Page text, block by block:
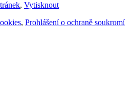
, Vytisknout
, Prohlášení o ochraně soukromí